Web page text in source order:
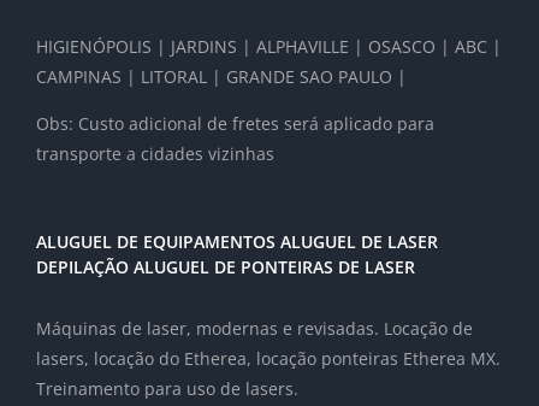
HIGIENÓPOLIS | JARDINS | ALPHAVILLE | OSASCO | ABC |
CAMPINAS | LITORAL | GRANDE SAO PAULO |
Obs: Custo adicional de fretes será aplicado para
transporte a cidades vizinhas
ALUGUEL DE EQUIPAMENTOS ALUGUEL DE LASER
DEPILAÇÃO ALUGUEL DE PONTEIRAS DE LASER
Máquinas de laser, modernas e revisadas. Locação de
lasers, locação do Etherea, locação ponteiras Etherea MX.
Treinamento para uso de lasers.